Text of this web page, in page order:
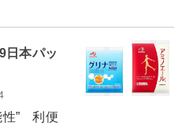
日本パッ
性” 利便